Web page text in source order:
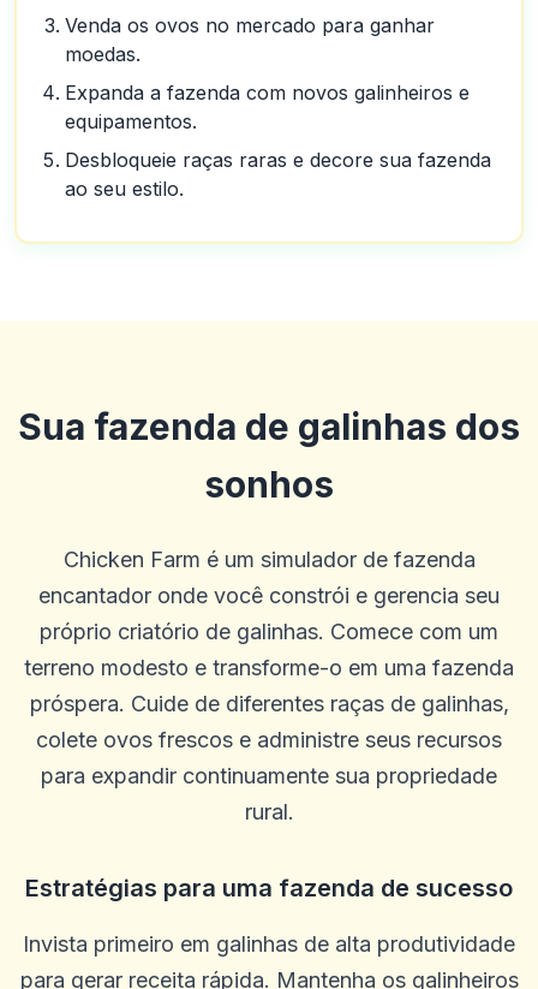
Venda os ovos no mercado para ganhar
moedas.
Expanda a fazenda com novos galinheiros e
equipamentos.
Desbloqueie raças raras e decore sua fazenda
ao seu estilo.
Sua fazenda de galinhas dos
sonhos
Chicken Farm é um simulador de fazenda
encantador onde você constrói e gerencia seu
próprio criatório de galinhas. Comece com um
terreno modesto e transforme-o em uma fazenda
próspera. Cuide de diferentes raças de galinhas,
colete ovos frescos e administre seus recursos
para expandir continuamente sua propriedade
rural.
Estratégias para uma fazenda de sucesso
Invista primeiro em galinhas de alta produtividade
para gerar receita rápida. Mantenha os galinheiros
ron stuhr
Me dê meu dinheiro
0 0